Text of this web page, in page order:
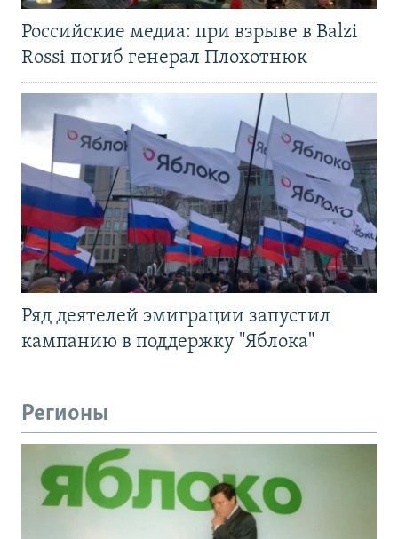
Российские медиа: при взрыве в Balzi
Rossi погиб генерал Плохотнюк
Ряд деятелей эмиграции запустил
кампанию в поддержку "Яблока"
Регионы